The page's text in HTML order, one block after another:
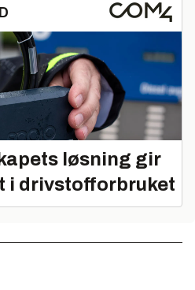
løsning gir
i drivstofforbruket